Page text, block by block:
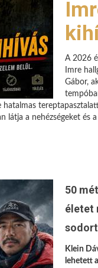
A 2026
Imre
Gábor,
látja a nehézségeket és
50
életet
Klein
lehetett